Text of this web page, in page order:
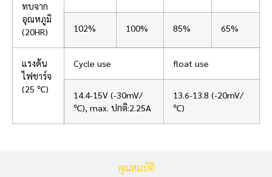
คุณสมบัติ
ทบจาก
อุณหภูมิ
(20HR)
102% 100% 85% 65%
แรงดัน
ไฟชาร์จ
(25 ℃)
Cycle use float use
14.4-15V (-30mV/
℃), max. ปกติ:2.25A
13.6-13.8 (-20mV/
℃)